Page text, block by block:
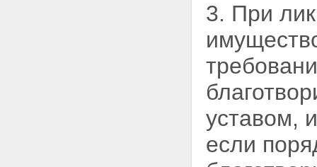
3. При
уставом,
если